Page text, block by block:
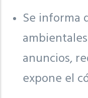
Se informa
anuncios,
expone el